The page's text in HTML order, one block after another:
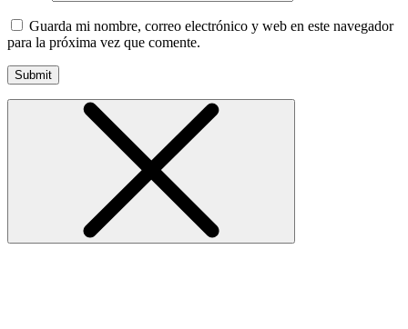
Guarda mi nombre, correo electrónico y web en este navegador
para la próxima vez que comente.